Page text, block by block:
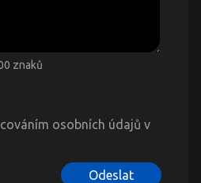
znaků
osobních údajů v
Odeslat